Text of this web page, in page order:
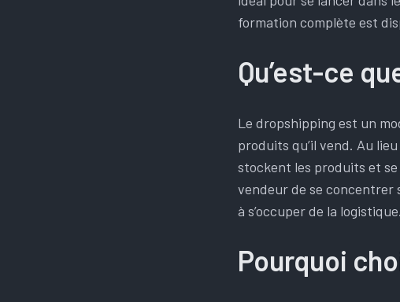
formation complète est
Qu’est-ce
Le dropshipping est un
produits qu’il vend. Au
stockent les produits et
vendeur de se concentrer
à s’occuper de la logistique.
Pourquoi